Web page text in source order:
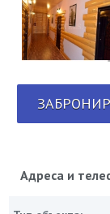
Адреса и